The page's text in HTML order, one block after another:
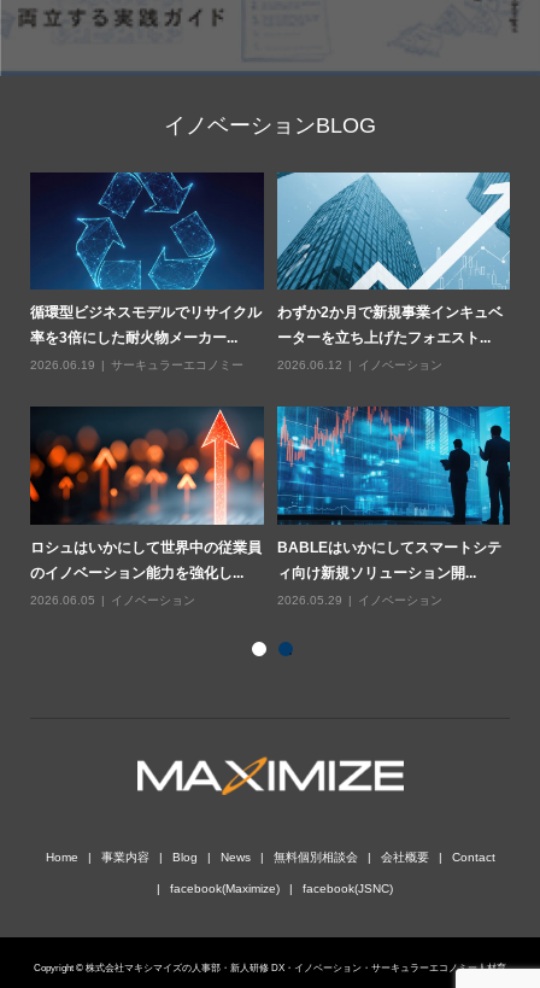
イノベーションBLOG
循環型ビジネスモデルでリサイクル
率を3倍にした耐火物メーカー...
2026.06.19 サーキュラーエコノミー
わずか2か月で新規事業インキュベ
ーターを立ち上げたフォエスト...
2026.06.12 イノベーション
ロシュはいかにして世界中の従業員
のイノベーション能力を強化し...
2026.06.05 イノベーション
BABLEはいかにしてスマートシテ
ィ向け新規ソリューション開...
2026.05.29 イノベーション
Home 事業内容 Blog News 無料個別相談会 会社概要 Contact
facebook(Maximize) facebook(JSNC)
Copyright © 株式会社マキシマイズの人事部・新人研修 DX・イノベーション・サーキュラーエコノミー人材育